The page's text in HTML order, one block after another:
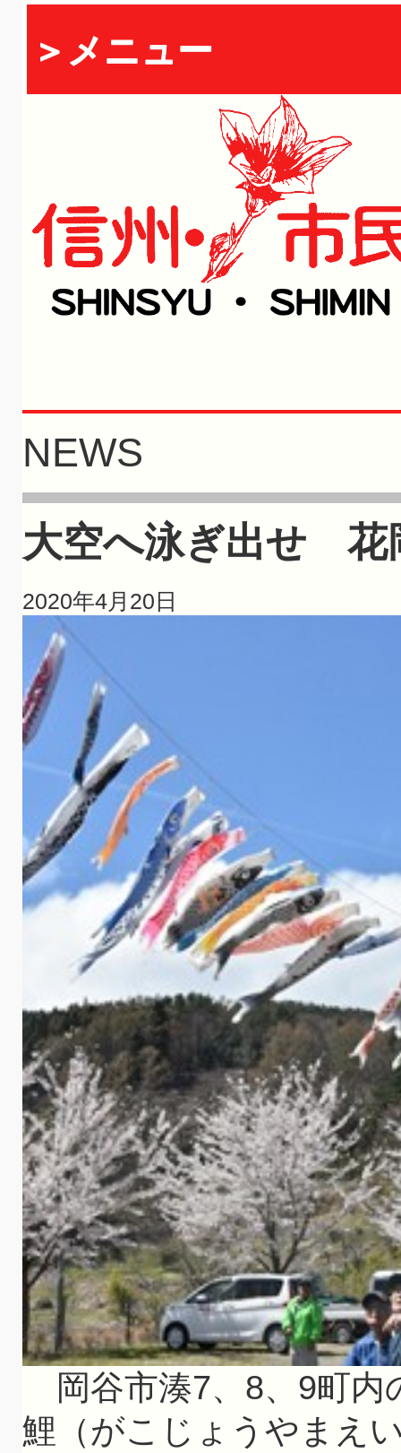
＞メニュー
NEWS
大空へ泳ぎ出せ 花
2020年4月20日
岡谷市湊7、8、9町内
鯉（がこじょうやまえ